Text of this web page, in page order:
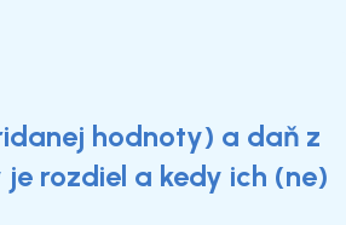
hodnoty) a daň z
rozdiel a kedy ich (ne)